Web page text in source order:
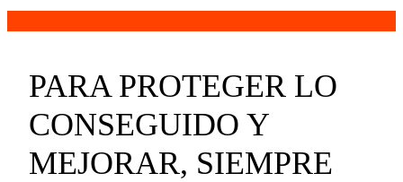
PARA PROTEGER LO
CONSEGUIDO Y
MEJORAR, SIEMPRE